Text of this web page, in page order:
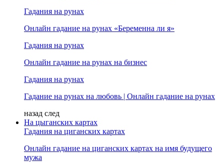
Гадания на рунах
Онлайн гадание на рунах «Беременна ли я»
Гадания на рунах
Онлайн гадание на рунах на бизнес
Гадания на рунах
Гадание на рунах на любовь | Онлайн гадание на рунах
назад след
На цыганских картах
Гадания на циганских картах
Онлайн гадание на циганских картах на имя будущего
мужа